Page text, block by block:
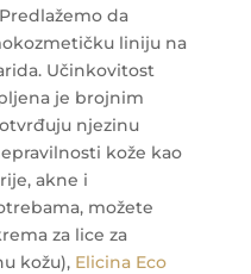
da
liniju na
Učinkovitost
je brojnim
njezinu
kože kao
akne i
možete
za lice za
kožu), Elicina Eco